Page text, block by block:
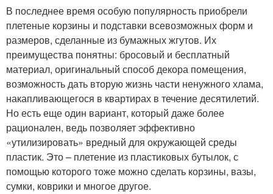
В последнее время особую популярность приобрели
плетеные корзины и подставки всевозможных форм и
размеров, сделанные из бумажных жгутов. Их
преимущества понятны: бросовый и бесплатный
материал, оригинальный способ декора помещения,
возможность дать вторую жизнь части ненужного хлама,
накапливающегося в квартирах в течение десятилетий.
Но есть еще один вариант, который даже более
рационален, ведь позволяет эффективно
«утилизировать» вредный для окружающей среды
пластик. Это – плетение из пластиковых бутылок, с
помощью которого тоже можно сделать корзины, вазы,
сумки, коврики и многое другое.